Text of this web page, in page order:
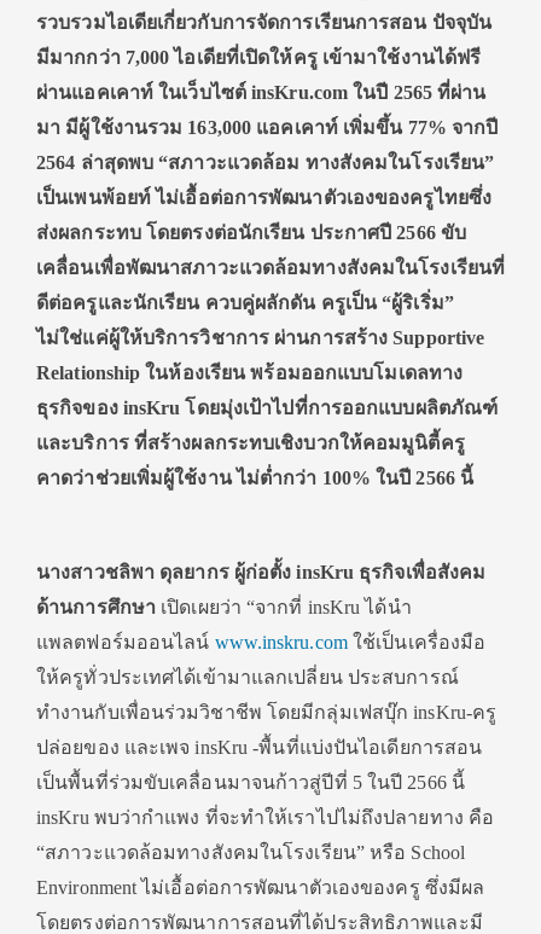
รวบรวมไอเดียเกี่ยวกับการจัดการเรียนการสอน ปัจจุบัน
มีมากกว่า 7,000 ไอเดียที่เปิดให้ครู เข้ามาใช้งานได้ฟรี
ผ่านแอคเคาท์ ในเว็บไซต์ insKru.com ในปี 2565 ที่ผ่าน
มา มีผู้ใช้งานรวม 163,000 แอคเคาท์ เพิ่มขึ้น 77% จากปี
2564 ล่าสุดพบ “สภาวะแวดล้อม ทางสังคมในโรงเรียน”
เป็นเพนพ้อยท์ ไม่เอื้อต่อการพัฒนาตัวเองของครูไทยซึ่ง
ส่งผลกระทบ โดยตรงต่อนักเรียน ประกาศปี 2566 ขับ
เคลื่อนเพื่อพัฒนาสภาวะแวดล้อมทางสังคมในโรงเรียนที่
ดีต่อครูและนักเรียน ควบคู่ผลักดัน ครูเป็น “ผู้ริเริ่ม”
ไม่ใช่แค่ผู้ให้บริการวิชาการ ผ่านการสร้าง Supportive
Relationship ในห้องเรียน พร้อมออกแบบโมเดลทาง
ธุรกิจของ insKru โดยมุ่งเป้าไปที่การออกแบบผลิตภัณฑ์
และบริการ ที่สร้างผลกระทบเชิงบวกให้คอมมูนิตี้ครู
คาดว่าช่วยเพิ่มผู้ใช้งาน ไม่ต่ำกว่า 100% ในปี 2566 นี้
นางสาวชลิพา ดุลยากร ผู้ก่อตั้ง insKru ธุรกิจเพื่อสังคม
ด้านการศึกษา เปิดเผยว่า “จากที่ insKru ได้นำ
แพลตฟอร์มออนไลน์ www.inskru.comใช้เป็นเครื่องมือ
ให้ครูทั่วประเทศได้เข้ามาแลกเปลี่ยน ประสบการณ์
ทำงานกับเพื่อนร่วมวิชาชีพ โดยมีกลุ่มเฟสบุ๊ก insKru-ครู
ปล่อยของ และเพจ insKru -พื้นที่แบ่งปันไอเดียการสอน
เป็นพื้นที่ร่วมขับเคลื่อนมาจนก้าวสู่ปีที่ 5 ในปี 2566 นี้
insKru พบว่ากำแพง ที่จะทำให้เราไปไม่ถึงปลายทาง คือ
“สภาวะแวดล้อมทางสังคมในโรงเรียน” หรือ School
Environment ไม่เอื้อต่อการพัฒนาตัวเองของครู ซึ่งมีผล
โดยตรงต่อการพัฒนาการสอนที่ได้ประสิทธิภาพและมี